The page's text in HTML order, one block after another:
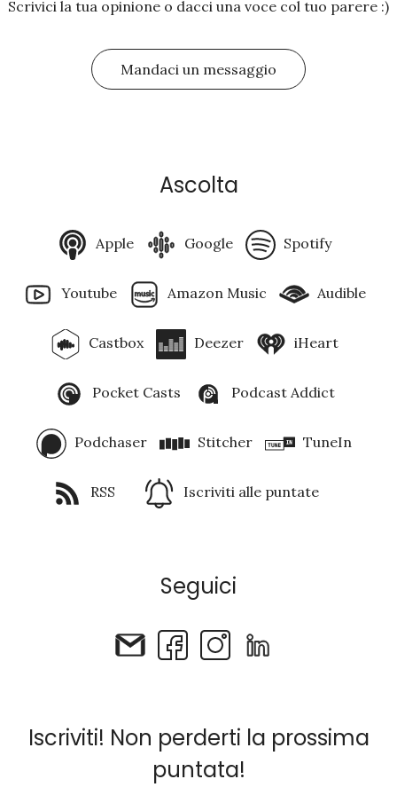
Scrivici la tua opinione o dacci una voce col tuo parere :)
Mandaci un messaggio
Ascolta
Apple Google Spotify
Youtube Amazon Music Audible
Castbox Deezer iHeart
Pocket Casts Podcast Addict
Podchaser Stitcher TuneIn
RSS Iscriviti alle puntate
Seguici
Iscriviti! Non perderti la prossima
puntata!